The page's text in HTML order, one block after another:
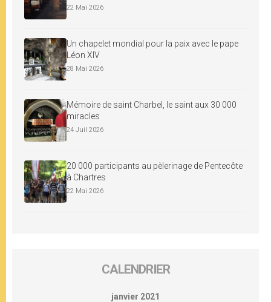
22 Mai 2026
Un chapelet mondial pour la paix avec le pape
Léon XIV
28 Mai 2026
Mémoire de saint Charbel, le saint aux 30 000
miracles
24 Juil 2026
20 000 participants au pèlerinage de Pentecôte
à Chartres
22 Mai 2026
CALENDRIER
janvier 2021